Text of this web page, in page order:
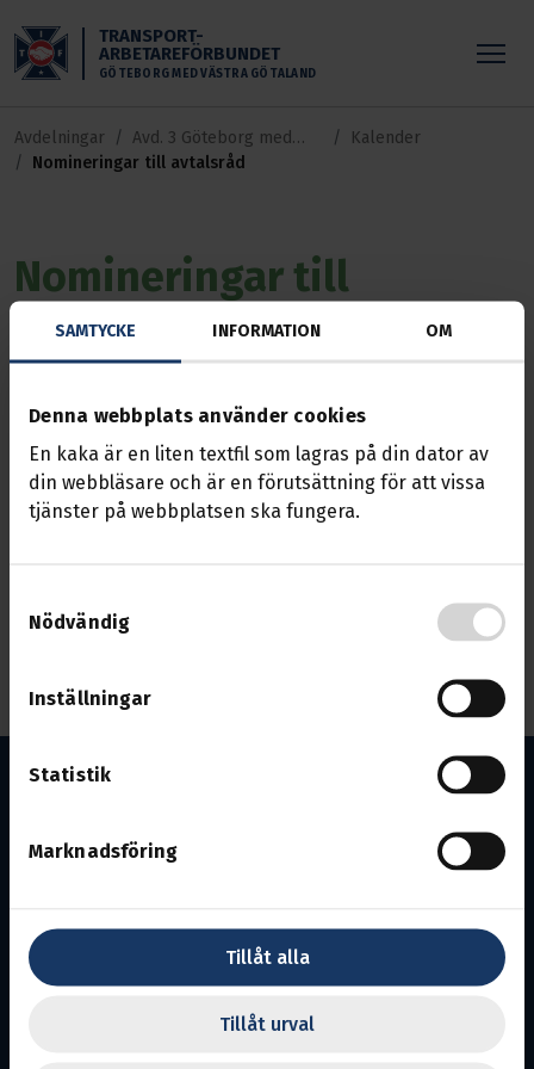
SAMTYCKE INFORMATION OM
Denna webbplats använder cookies
En kaka är en liten textfil som lagras på din dator av
din webbläsare och är en förutsättning för att vissa
tjänster på webbplatsen ska fungera.
Nödvändig
Inställningar
Statistik
Marknadsföring
Tillåt alla
Tillåt urval
TRANSPORT-
ARBETAREFÖRBUNDET
GÖTEBORG MED VÄSTRA GÖTALAND
Avdelningar
Avd. 3 Göteborg med
Västra Götaland
Kalender
Nomineringar till avtalsråd
Nomineringar till
avtalsråd
Nomineringar till avtalsråd
Senast den 15 maj behöver avdelningen ha in
sektionernas nomineringar till ombud i avtalsråden.
ni har färdiga nomineringar.
Avdelning 3. Ansvarig utgivare: Viktor Andersson
En del av Svenska Transportarbetareförbundet